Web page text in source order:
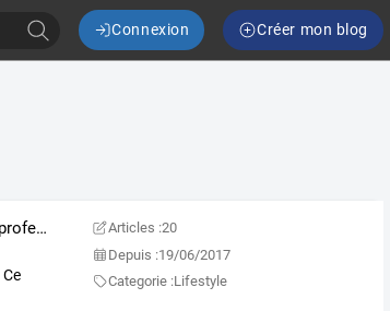
Connexion Créer mon blog
Bienvenue dans le cabinet de voyance professeur Ibrahim Faagan tel: 0022960490648
Ce
Articles :20
Depuis :19/06/2017
Categorie :Lifestyle